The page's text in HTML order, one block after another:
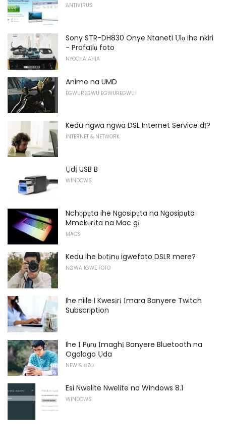
ANTIVIRUS
Sony STR-DH830 Onye Ntaneti Ụlọ ihe nkiri
- Profaịlụ foto
NYOCHA AHIA
Anime na UMD
EGWUREGWU EGWUREGWU
Kedu ngwa ngwa DSL Internet Service dị?
INTERNET & NETWORK
Ụdị USB B
WINDOWS
Nchọpụta ihe Ngosipụta na Ngosipụta
Mmekọrịta na Mac gị
MACS
Kedu ihe bọtịnụ igwefoto DSLR mere?
NGWA IGWE FOTO
Ihe niile I Kwesịrị Ịmara Banyere Twitch
Subscription
Ihe Ị Pụrụ Ịmaghị Banyere Bluetooth na
Ogologo Ụda
NEW & ỌZỌ
Esi Nwelite Nwelite na Windows 8.1
WINDOWS